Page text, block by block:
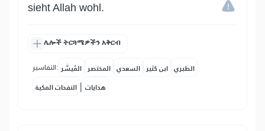
sieht Allah wohl.
ሌሎች ትርጓሜዎችን አቅርብ
التفاسير: المُيسَّر المختصر السعدي ابن كثير الطبري
النفحات المكية | هدايات